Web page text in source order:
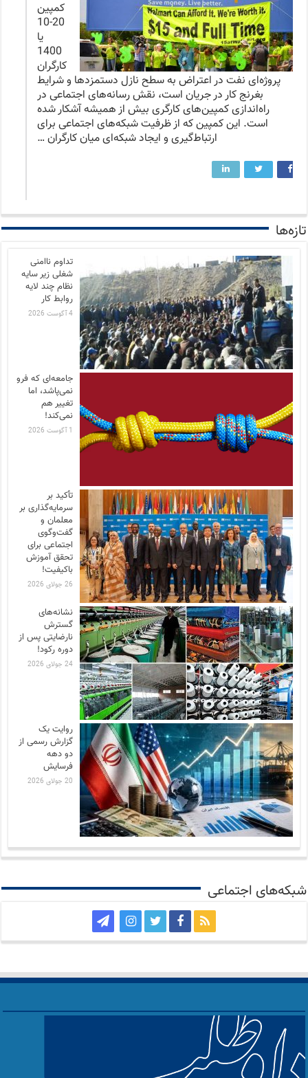
کمپین
20-10
یا
1400
کارگران
پروژه‌ای نفت در اعتراض به سطح نازل دستمزدها و شرایط
بغرنج کار در جریان است، نقش رسانه‌های اجتماعی در
راه‌اندازی کمپین‌های کارگری بیش از همیشه آشکار شده
است. این کمپین که از ظرفیت شبکه‌های اجتماعی برای
ارتباط‌گیری و ایجاد شبکه‌ای میان کارگران …
تازه‌ها
تداوم ناامنی
شغلی زیر سایه
نظام چند لایه
روابط کار
4 آگوست 2026
جامعه‌ای که فرو
نمی‌پاشد، اما
تغییر هم
نمی‌کند!
1 آگوست 2026
تأکید بر
سرمایه‌گذاری بر
معلمان و
گفت‌وگوی
اجتماعی برای
تحقق آموزش
باکیفیت!
26 جولای 2026
نشانه‌های
گسترش
نارضایتی‌ پس از
دوره رکود!
24 جولای 2026
روایت یک
گزارش رسمی از
دو دهه
فرسایش
20 جولای 2026
شبکه‌های اجتماعی